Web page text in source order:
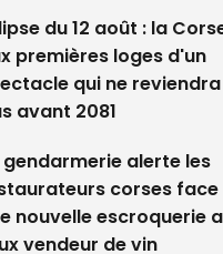
Miss Corse 2026
du 12 août : la Corse
premières loges d'un
avant 2081
gendarmerie alerte les
corses face à